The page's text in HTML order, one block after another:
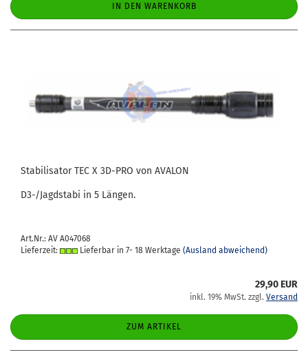
IN DEN WARENKORB
Sta­bi­li­sa­tor TEC X 3D-​PRO von AVA­LON
D3-/Jagd­sta­bi in 5 Län­gen.
Art.Nr.: AV A047068
Lieferzeit:
Lieferbar in 7- 18 Werktage (Ausland abweichend)
29,90 EUR
inkl. 19% MwSt. zzgl. Versand
ZUM ARTIKEL